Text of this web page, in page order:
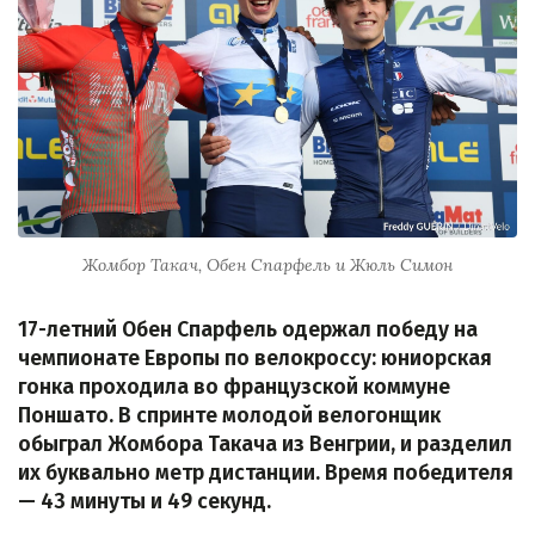
Жомбор Такач, Обен Спарфель и Жюль Симон
17-летний Обен Спарфель одержал победу на
чемпионате Европы по велокроссу: юниорская
гонка проходила во французской коммуне
Поншато. В спринте молодой велогонщик
обыграл Жомбора Такача из Венгрии, и разделил
их буквально метр дистанции. Время победителя
— 43 минуты и 49 секунд.